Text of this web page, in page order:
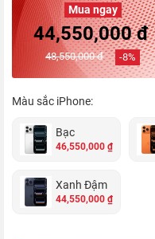
Mua ngay
44,550,000 đ
48,550,000 đ -8%
Màu sắc iPhone:
Bạc
46,550,000 ₫
Xanh Đậm
44,550,000 ₫